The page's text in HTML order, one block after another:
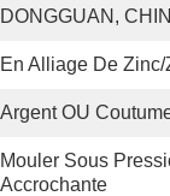
DONGGUAN,
En Alliage De
Argent OU
Mouler Sous
Accrochante